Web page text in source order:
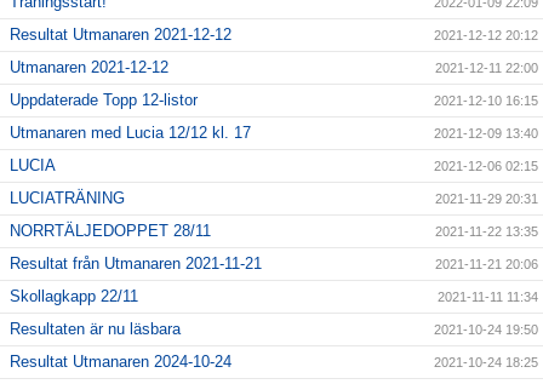
2022-01-09 22:09
Resultat Utmanaren 2021-12-12 2021-12-12 20:12
Utmanaren 2021-12-12 2021-12-11 22:00
Uppdaterade Topp 12-listor 2021-12-10 16:15
Utmanaren med Lucia 12/12 kl. 17 2021-12-09 13:40
LUCIA 2021-12-06 02:15
LUCIATRÄNING 2021-11-29 20:31
NORRTÄLJEDOPPET 28/11 2021-11-22 13:35
Resultat från Utmanaren 2021-11-21 2021-11-21 20:06
Skollagkapp 22/11 2021-11-11 11:34
Resultaten är nu läsbara 2021-10-24 19:50
Resultat Utmanaren 2024-10-24 2021-10-24 18:25